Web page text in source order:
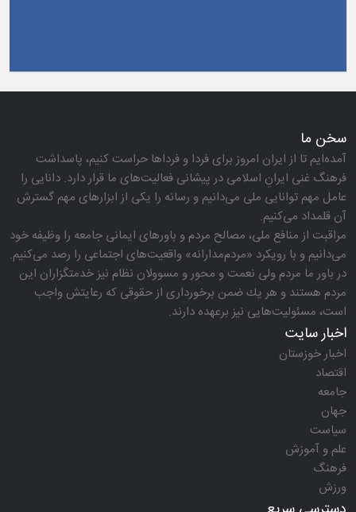
ما
تا از ایران امروز برای فردا و فرداها حراست كنیم، پاسداشت
غنی ایرانِ اسلامی در پیشانی فعالیت‌های ما قرار دارد. دانایی را
مهم توانایی ملی می‌دانیم و رسانه را یكی از ابزارهای مهم گسترش
قلمداد می‌كنیم.
از منافع ملی، مصالح مردم و باورهای ایمانی جامعه را وظیفه خود
و با رویكرد «مردم‌مدارانه‌» واقعیت‌های اجتماعی را رصد می‌كنیم.
باور ما مردم ولی نعمت و محور و مسوولان نظام نیز خدمتگزاران این
هستند و هر یك ضمن برخورداری از حقوقی كه رعایتش واجب
مسئولیت‌هایی نیز برعهده دارند.
سایت
خوزستان
و آموزش